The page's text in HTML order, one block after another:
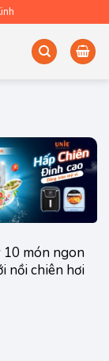
10 món ngon
nồi chiên hơi